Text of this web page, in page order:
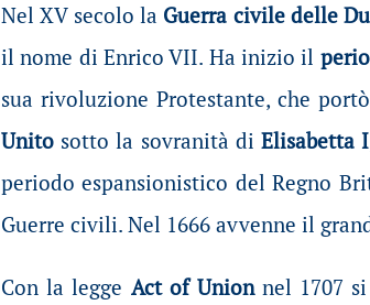
Nel XV secolo la Guerra civile delle
il nome diEnrico VII. Ha inizio il
sua rivoluzione Protestante, che
Unito sotto la sovranità diElisabetta I
periodo espansionistico del Regno
Guerre civili. Nel 1666 avvenne il
Con la legge Act of Unionnel 1707 si